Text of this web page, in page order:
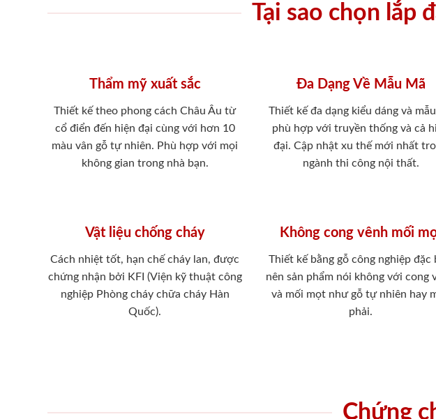
Tại sao chọn lắp
Thẩm mỹ xuất sắc
Thiết kế theo phong cách Châu Âu từ
cổ điển đến hiện đại cùng với hơn 10
màu vân gỗ tự nhiên. Phù hợp với mọi
không gian trong nhà bạn.
Đa Dạng Về Mẫu Mã
Thiết kế đa dạng kiểu dáng và
phù hợp với truyền thống và cả
đại. Cập nhật xu thế mới nhất
ngành thi công nội thất.
Vật liệu chống cháy
Cách nhiệt tốt, hạn chế cháy lan, được
chứng nhận bởi KFI (Viện kỹ thuật công
nghiệp Phòng cháy chữa cháy Hàn
Quốc).
Không cong vênh mối
Thiết kế bằng gỗ công nghiệp đặc
nên sản phẩm nói không với cong
và mối mọt như gỗ tự nhiên hay
phải.
Chứng